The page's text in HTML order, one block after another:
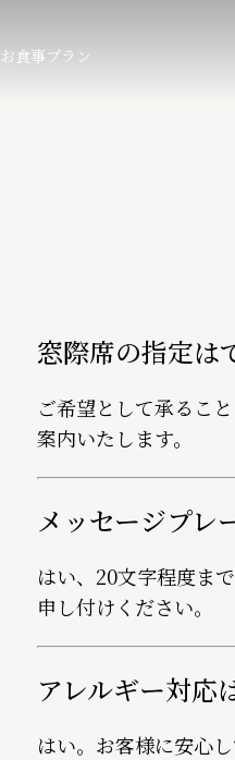
お食事プラン
窓際席の指定は
ご希望として承るこ
案内いたします。
メッセージプレ
はい、20文字程度ま
申し付けください。
アレルギー対応
はい。お客様に安心